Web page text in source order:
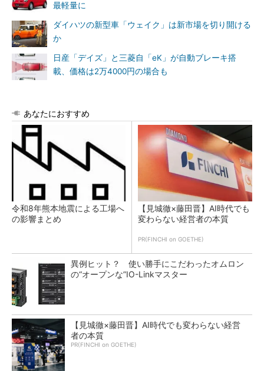
最軽量に
ダイハツの新型車「ウェイク」は新市場を切り開ける
か
日産「デイズ」と三菱自「eK」が自動ブレーキ搭
載、価格は2万4000円の場合も
あなたにおすすめ
令和8年熊本地震による工場へ
の影響まとめ
【見城徹×藤田晋】AI時代でも
変わらない経営者の本質
PR(FINCHI on GOETHE)
異例ヒット？ 使い勝手にこだわったオムロン
の“オープンな”IO-Linkマスター
【見城徹×藤田晋】AI時代でも変わらない経営
者の本質
PR(FINCHI on GOETHE)